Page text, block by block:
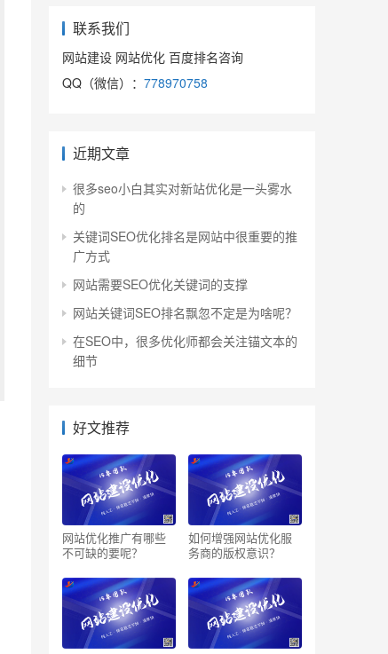
联系我们
网站建设 网站优化 百度排名咨询
QQ（微信）： 778970758
近期文章
很多seo小白其实对新站优化是一头雾水
的
关键词SEO优化排名是网站中很重要的推
广方式
网站需要SEO优化关键词的支撑
网站关键词SEO排名飘忽不定是为啥呢？
在SEO中，很多优化师都会关注锚文本的
细节
好文推荐
网站优化推广有哪些
不可缺的要呢？
如何增强网站优化服
务商的版权意识？